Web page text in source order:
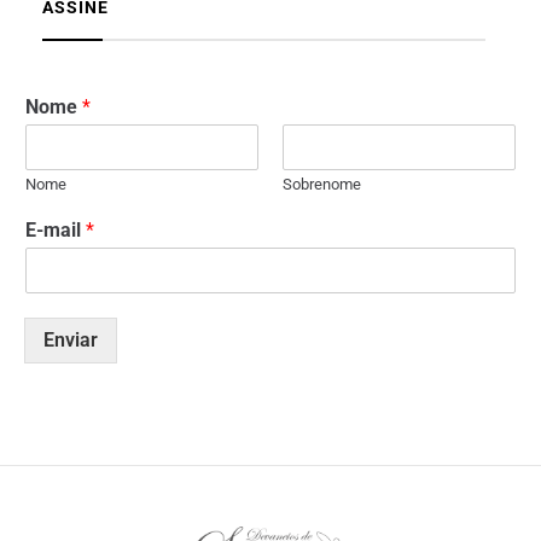
ASSINE
Nome *
Nome Sobrenome
E-mail *
Enviar